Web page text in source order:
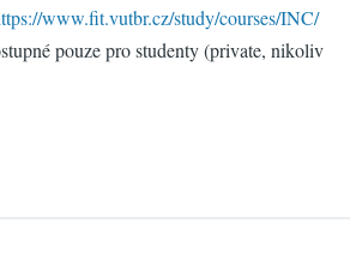
www.fit.vutbr.cz/study/courses/INC/
pouze pro studenty (private, nikoliv